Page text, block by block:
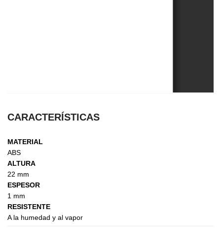
CARACTERÍSTICAS
MATERIAL
ABS
ALTURA
22 mm
ESPESOR
1 mm
RESISTENTE
A la humedad y al vapor